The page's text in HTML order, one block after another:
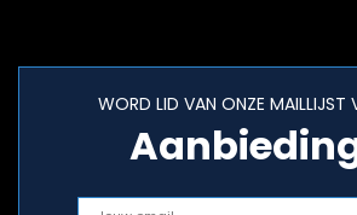
WORD LID VAN ONZE MAILLIJST